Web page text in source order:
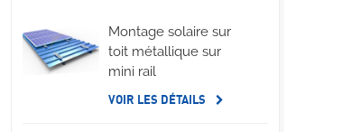
Montage solaire sur
toit métallique sur
mini rail
VOIR LES DÉTAILS